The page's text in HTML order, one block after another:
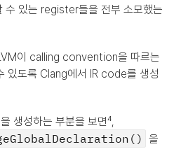
수 있는 register들을 전부 소모했는
이 calling convention을 따르는
있도록 Clang에서 IR code를 생성
을